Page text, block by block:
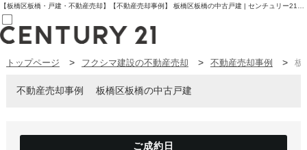
売買部
賃貸部
新規会員登録
トップページ フクシマ建設の不動産売却 不動産売却事例 板
不動産売却事例 板橋区板橋の中古戸建